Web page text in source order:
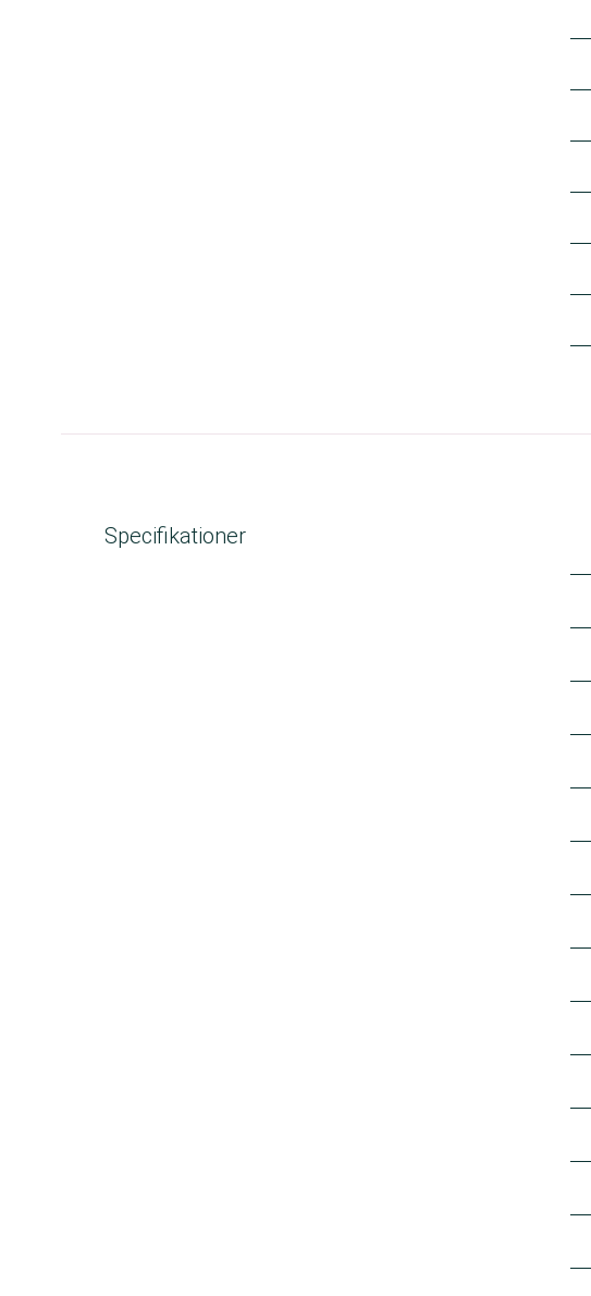
Specifikationer